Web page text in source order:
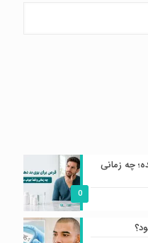
0
چه زمانی